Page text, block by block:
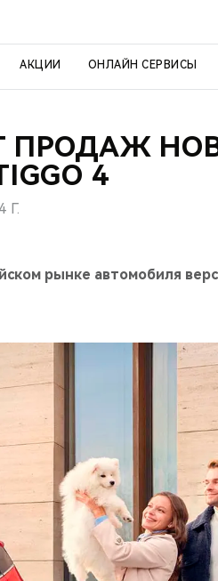
АКЦИИ ОНЛАЙН СЕРВИСЫ
ПРОДАЖ
4
Г.
рынке автомобиля